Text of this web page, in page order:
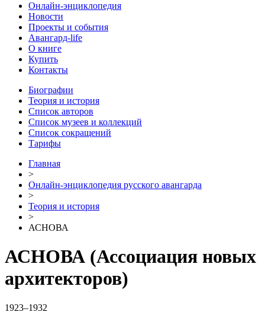
Онлайн-энциклопедия
Новости
Проекты и события
Авангард-life
О книге
Купить
Контакты
Биографии
Теория и история
Список авторов
Список музеев и коллекций
Список сокращений
Тарифы
Главная
>
Онлайн-энциклопедия русского авангарда
>
Теория и история
>
АСНОВА
АСНОВА (Ассоциация новых
архитекторов)
1923–1932